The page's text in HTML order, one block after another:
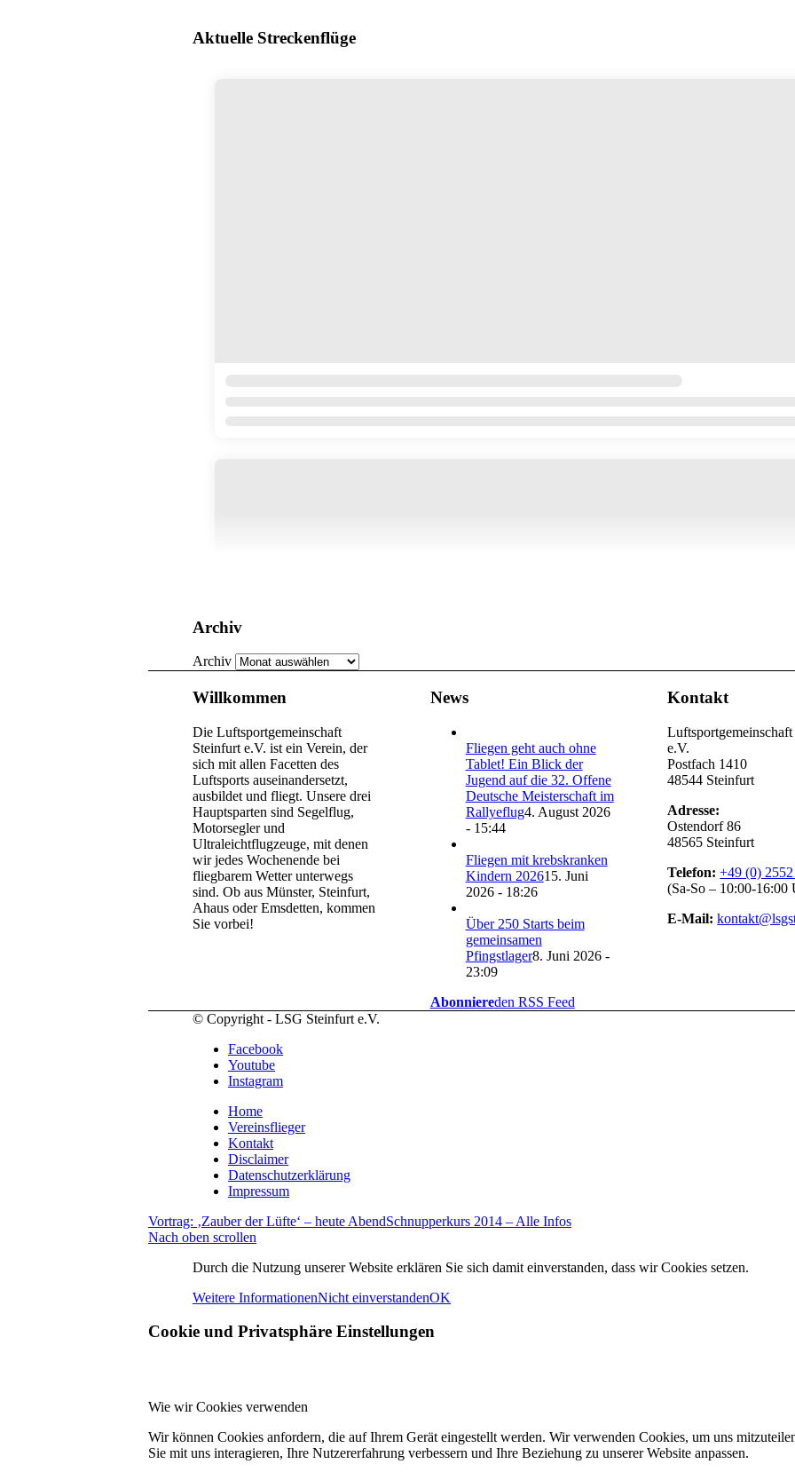
Aktuelle Streckenflüge
Archiv
Archiv
Willkommen
Die Luftsportgemeinschaft
Steinfurt e.V. ist ein Verein, der
sich mit allen Facetten des
Luftsports auseinandersetzt,
ausbildet und fliegt. Unsere drei
Hauptsparten sind Segelflug,
Motorsegler und
Ultraleichtflugzeuge, mit denen
wir jedes Wochenende bei
fliegbarem Wetter unterwegs
sind. Ob aus Münster, Steinfurt,
Ahaus oder Emsdetten, kommen
Sie vorbei!
News
Fliegen geht auch ohne
Tablet! Ein Blick der
Jugend auf die 32. Offene
Deutsche Meisterschaft im
Rallyeflug4. August 2026
- 15:44
Fliegen mit krebskranken
Kindern 202615. Juni
2026 - 18:26
Über 250 Starts beim
gemeinsamen
Pfingstlager8. Juni 2026 -
23:09
Abonniereden RSS Feed
Kontakt
e.V.
Postfach 1410
48544 Steinfurt
Adresse:
Ostendorf 86
48565 Steinfurt
Telefon: +49 (0)
(Sa-So – 10:00-16:00
E-Mail:
© Copyright - LSG Steinfurt e.V.
Facebook
Youtube
Instagram
Home
Vereinsflieger
Kontakt
Disclaimer
Datenschutzerklärung
Impressum
Vortrag: ‚Zauber der Lüfte‘ – heute AbendSchnupperkurs 2014 – Alle Infos
Nach oben scrollen
Durch die Nutzung unserer Website erklären Sie sich damit einverstanden, dass wir Cookies setzen.
Weitere InformationenNicht einverstandenOK
Cookie und Privatsphäre Einstellungen
Wie wir Cookies verwenden
Wir können Cookies anfordern, die auf Ihrem Gerät eingestellt werden. Wir verwenden Cookies, um uns
Sie mit uns interagieren, Ihre Nutzererfahrung verbessern und Ihre Beziehung zu unserer Website anpassen.